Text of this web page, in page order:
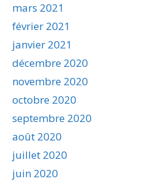
mars 2021
février 2021
janvier 2021
décembre 2020
novembre 2020
octobre 2020
septembre 2020
août 2020
juillet 2020
juin 2020